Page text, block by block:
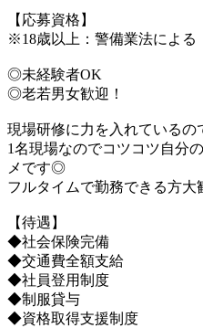
【応募資格】
※18歳以上：警備業法による
◎未経験者OK
◎老若男女歓迎！
現場研修に力を入れているの
1名現場なのでコツコツ自分
メです◎
フルタイムで勤務できる方大
【待遇】
◆社会保険完備
◆交通費全額支給
◆社員登用制度
◆制服貸与
◆資格取得支援制度